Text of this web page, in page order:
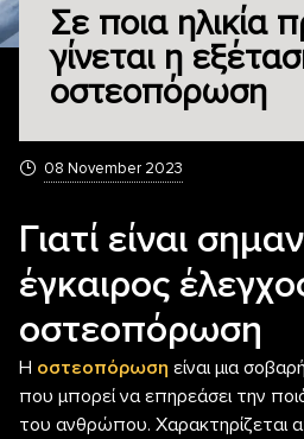
Σε ποια ηλικία
γίνεται η
οστεοπόρωση
08 November 2023
Γιατί είναι
έγκαιρος
οστεοπόρωση
Η οστεοπόρωση είναι μια
που μπορεί να επηρεάσει την
του ανθρώπου. Χαρακτηρίζεται